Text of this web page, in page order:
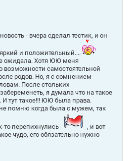
- вчера сделал тестик, и он
и положительный....
ожидала. Хотя ЮЮ меня
возможности самостоятельной
родов. Но, я с сомнением
После стольких
я думала что на такое
И тут такое!!! ЮЮ была права.
помню когда была с мужем, так
то перепихнулись
, и вот
чудо, его обязательно нужно